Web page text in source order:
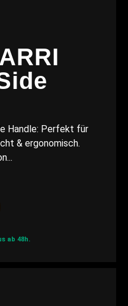
Handle: Perfekt für
& ergonomisch.
ab 48h.